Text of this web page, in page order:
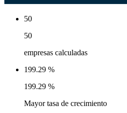
50
50
empresas calculadas
199.29 %
199.29 %
Mayor tasa de crecimiento